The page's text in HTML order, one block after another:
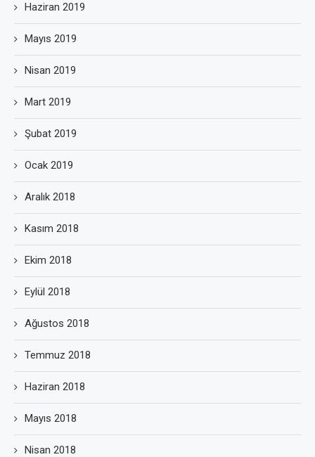
Haziran 2019
Mayıs 2019
Nisan 2019
Mart 2019
Şubat 2019
Ocak 2019
Aralık 2018
Kasım 2018
Ekim 2018
Eylül 2018
Ağustos 2018
Temmuz 2018
Haziran 2018
Mayıs 2018
Nisan 2018